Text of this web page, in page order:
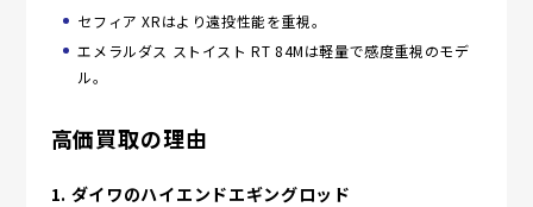
セフィア XRはより遠投性能を重視。
エメラルダス ストイスト RT 84Mは軽量で感度重視のモデ
ル。
高価買取の理由
1. ダイワのハイエンドエギングロッド